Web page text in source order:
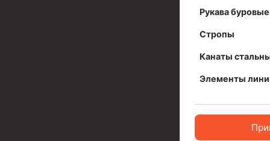
Скребки корончатые СК и тросовые СТРукава буровые
Стропы
Канаты
Элементы